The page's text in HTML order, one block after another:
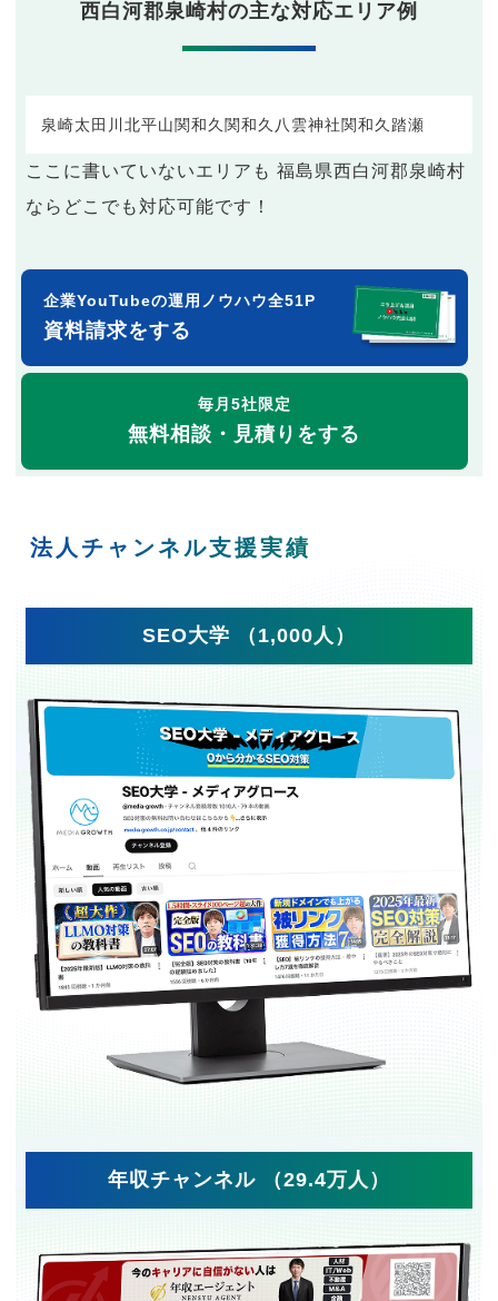
西白河郡泉崎村の主な対応エリア例
泉崎太田川北平山関和久 関和久八雲神社関和久 踏瀬
ここに書いていないエリアも 福島県西白河郡泉崎村
ならどこでも対応可能です！
企業YouTubeの運用ノウハウ全51P
資料請求をする
毎月5社限定
無料相談・見積りをする
法人チャンネル支援実績
SEO大学 （1,000人）
年収チャンネル （29.4万人）